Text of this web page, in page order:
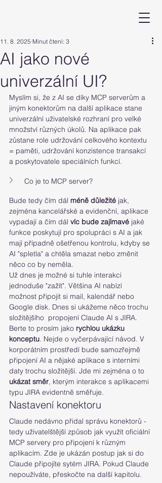
AI jako nové
univerzální UI?
11. 8. 2025 Minut čtení: 3
Myslím si, že z AI se díky MCP serverům a
jiným konektorům na další aplikace stane
univerzální uživatelské rozhraní pro velké
množství různých úkolů. Na aplikace pak
zůstane role udržování celkového kontextu
= paměti, udržování konzistence transakcí
a poskytovatele speciálních funkcí.
Co je to MCP server?
Bude tedy čím dál méně důležité jak,
zejména kancelářské a evidenční, aplikace
vypadají a čím dál víc bude zajímavé jaké
funkce poskytují pro spolupráci s AI a jak
mají případně ošetřenou kontrolu, kdyby se
AI "spletla" a chtěla smazat nebo změnit
něco co by neměla.
Už dnes je možné si tuhle interakci
jednoduše "zažít". Většina AI nabízí
možnost připojit si mail, kalendář nebo
Google disk. Dnes si ukážeme něco trochu
složitějšího  propojení Claude AI s JIRA.
Berte to prosím jako rychlou ukázku
konceptu. Nejde o vyčerpávající návod. V
korporátním prostředí bude samozřejmě
připojení AI a nějaké aplikace s interními
daty trochu složitější. Jde mi zejména o to
ukázat směr, kterým interakce s aplikacemi
typu JIRA evidentně směřuje.
Nastavení konektoru
Claude nedávno přidal správu konektorů -
tedy uživatelštější způsob jak využít oficiální
MCP servery pro připojení k různým
aplikacím. Zde je ukázán postup jak si do
Claude připojíte sytém JIRA. Pokud Claude
nepoužíváte, přeskočte na další kapitolu.